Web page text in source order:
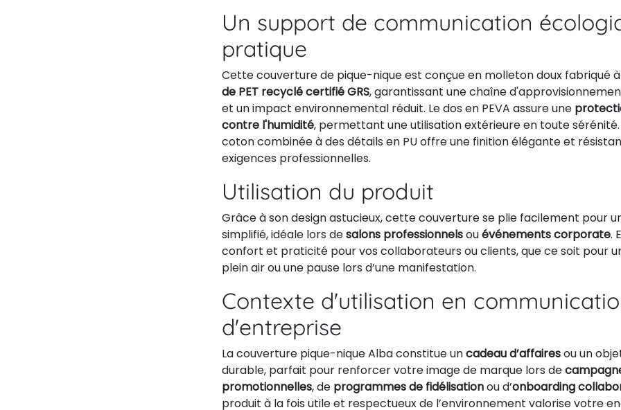
Un support de communication
pratique
Cette couverture de pique-nique est conçue en molleton doux fabriqué
de PET recyclé certifié GRS, garantissant une chaîne
et un impact environnemental réduit. Le dos en PEVA assure une
contre l'humidité, permettant une utilisation extérieure en toute sérénité.
coton combinée à des détails en PU offre une finition élégante et
exigences professionnelles.
Utilisation du produit
Grâce à son design astucieux, cette couverture se plie facilement pour
simplifié, idéale lors desalons professionnelsouévénements corporate.
confort et praticité pour vos collaborateurs ou clients, que ce soit pour
plein air ou une pause lors d’une manifestation.
Contexte d'utilisation en
d'entreprise
La couverture pique-nique Alba constitue uncadeau d’affairesou un
durable, parfait pour renforcer votre image de marque lors de
promotionnelles, de programmes de fidélisationou d’onboarding
produit à la fois utile et respectueux de l’environnement valorise votre